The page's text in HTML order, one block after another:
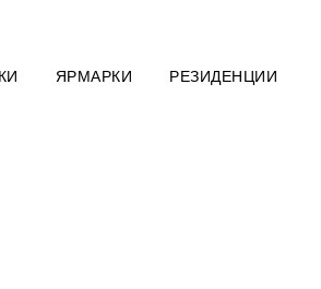
ЯРМАРКИ РЕЗИДЕНЦИИ